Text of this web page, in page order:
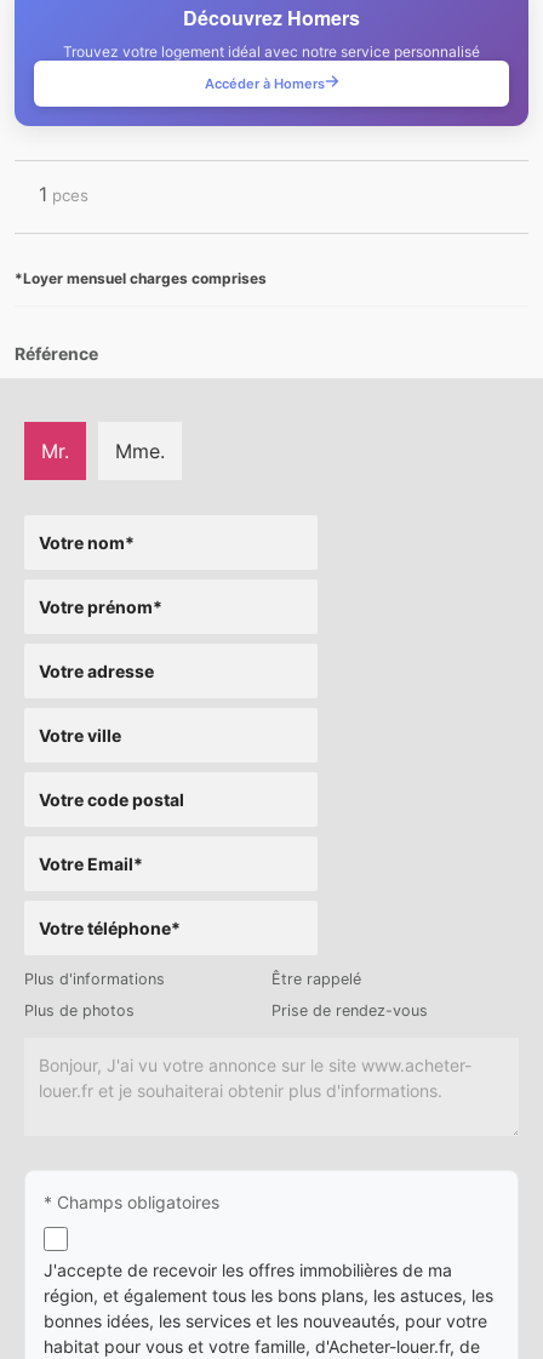
Découvrez Homers
Trouvez votre logement idéal avec notre service personnalisé
Accéder à Homers
1 pces
*Loyer mensuel charges comprises
Référence
Mr. Mme.
Plus d'informations
Être rappelé
Plus de photos
Prise de rendez-vous
* Champs obligatoires
J'accepte de recevoir les offres immobilières de ma
région, et également tous les bons plans, les astuces, les
bonnes idées, les services et les nouveautés, pour votre
habitat pour vous et votre famille, d'Acheter-louer.fr, de